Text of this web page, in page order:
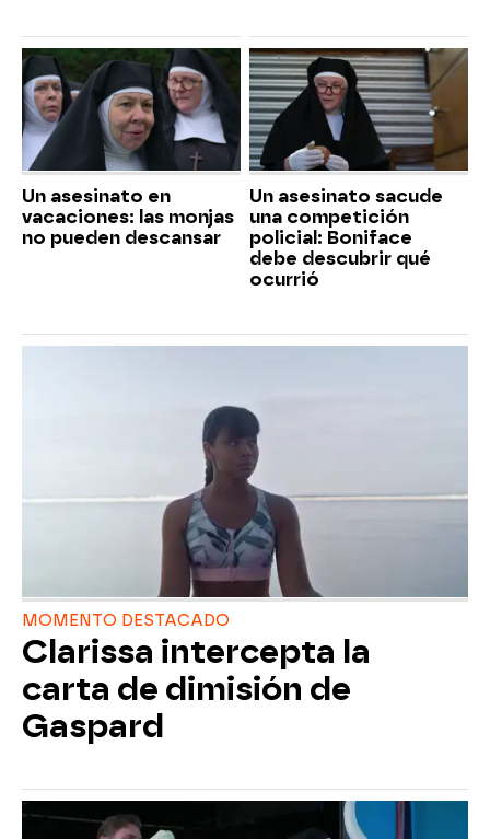
Un asesinato en
vacaciones: las monjas
no pueden descansar
Un asesinato sacude
una competición
policial: Boniface
debe descubrir qué
ocurrió
MOMENTO DESTACADO
Clarissa intercepta la
carta de dimisión de
Gaspard